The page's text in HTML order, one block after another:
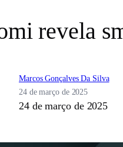
revela
Marcos Gonçalves Da Silva
24 de março de 2025
24 de março de 2025